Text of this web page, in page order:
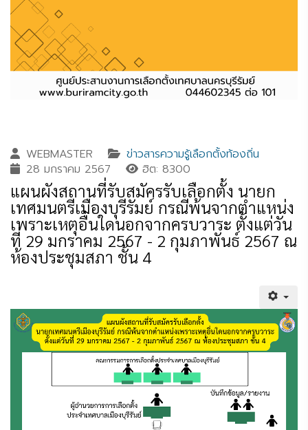
WEBMASTER
ข่าวสารความรู้เลือกตั้งท้องถิ่น
28 มกราคม 2567
ฮิต: 8300
แผนผังสถานที่รับสมัครรับเลือกตั้ง นายก
เทศมนตรีเมืองบุรีรัมย์ กรณีพ้นจากตำแหน่ง
เพราะเหตุอื่นใดนอกจากครบวาระ ตั้งแต่วัน
ที่ 29 มกราคม 2567 - 2 กุมภาพันธ์ 2567 ณ
ห้องประชุมสภา ชั้น 4